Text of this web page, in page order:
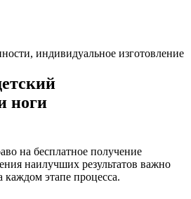
индивидуальное изготовление
ноги
на бесплатное получение
наилучших результатов важно
каждом этапе процесса.